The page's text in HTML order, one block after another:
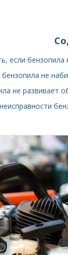
если
не
не развивает